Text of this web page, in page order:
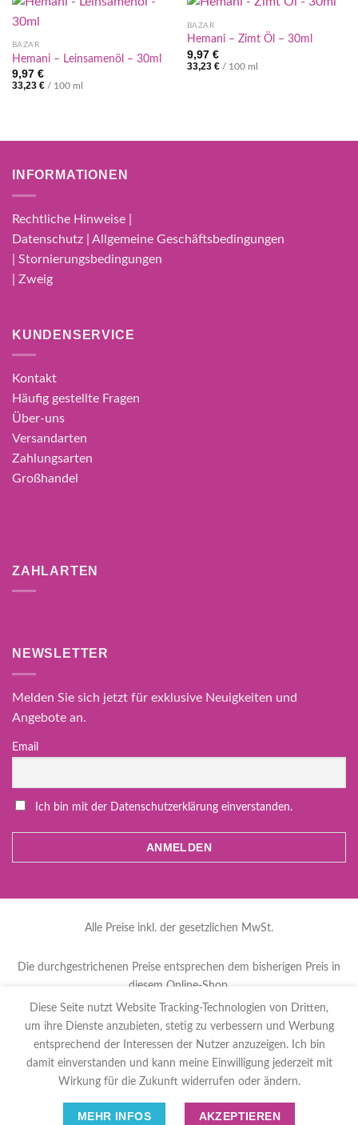
BAZAR
Hemani – Leinsamenöl – 30ml
9,97 €
33,23 €/ 100 ml
BAZAR
Hemani – Zimt Öl – 30ml
9,97 €
33,23 €/ 100 ml
INFORMATIONEN
Rechtliche Hinweise |
Datenschutz | Allgemeine Geschäftsbedingungen
| Stornierungsbedingungen
| Zweig
KUNDENSERVICE
Kontakt
Häufig gestellte Fragen
Über-uns
Versandarten
Zahlungsarten
Großhandel
ZAHLARTEN
NEWSLETTER
Melden Sie sich jetzt für exklusive Neuigkeiten und
Angebote an.
Email
Ich bin mit der Datenschutzerklärung einverstanden.
Alle Preise inkl. der gesetzlichen MwSt.
Die durchgestrichenen Preise entsprechen dem bisherigen Preis in
diesem Online-Shop.
Diese Seite nutzt Website Tracking-Technologien von Dritten,
um ihre Dienste anzubieten, stetig zu verbessern und Werbung
entsprechend der Interessen der Nutzer anzuzeigen. Ich bin
damit einverstanden und kann meine Einwilligung jederzeit mit
Wirkung für die Zukunft widerrufen oder ändern.
MEHR INFOS AKZEPTIEREN
العربية( Arabisch) Čeština(Tschechisch )
Nederlands
( Niederländisch English Englisch
Français(Französisch) Deutsch Polski(Polnisch
Español(Spanisch) Svenska(Schwedisch